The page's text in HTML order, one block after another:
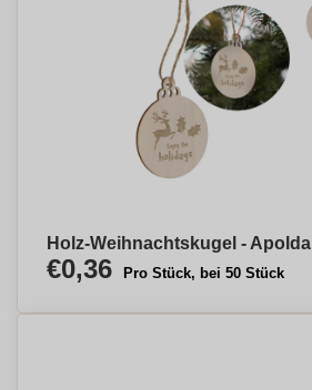
Holz-Weihnachtskugel - Apolda
€0,36 Pro Stück, bei 50 Stück